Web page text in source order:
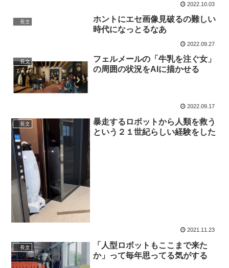
2022.10.03
長文
ホントにエセ画像見破るの難しい
時代になっとるなあ
2022.09.27
長文
フェルメールの「牛乳を注ぐ女」
の周囲の状況をAIに描かせる
2022.09.17
長文
暴走するロボットから人類を救う
という２１世紀らしい経験をした
2021.11.23
長文
「人型ロボットもここまで来た
か」って毎年思ってる気がする